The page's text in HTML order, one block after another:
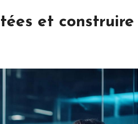
et construire